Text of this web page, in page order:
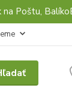
Poštu,